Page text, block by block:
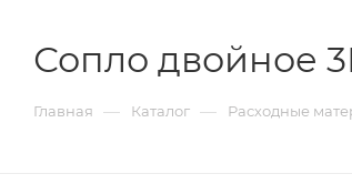
Сопло двойное
Главная — Каталог — Расходные